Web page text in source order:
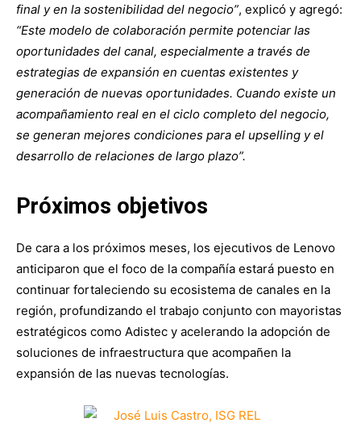
final y en la sostenibilidad del negocio”, explicó y agregó:
“Este modelo de colaboración permite potenciar las
oportunidades del canal, especialmente a través de
estrategias de expansión en cuentas existentes y
generación de nuevas oportunidades. Cuando existe un
acompañamiento real en el ciclo completo del negocio,
se generan mejores condiciones para el upselling y el
desarrollo de relaciones de largo plazo”.
Próximos objetivos
De cara a los próximos meses, los ejecutivos de Lenovo
anticiparon que el foco de la compañía estará puesto en
continuar fortaleciendo su ecosistema de canales en la
región, profundizando el trabajo conjunto con mayoristas
estratégicos como Adistec y acelerando la adopción de
soluciones de infraestructura que acompañen la
expansión de las nuevas tecnologías.